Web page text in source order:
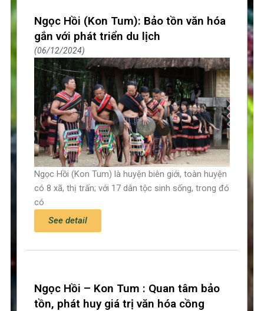
Ngọc Hồi (Kon Tum): Bảo tồn văn hóa
gắn với phát triển du lịch
06/12/2024
Ngọc Hồi (Kon Tum) là huyện biên giới, toàn huyện
có 8 xã, thị trấn; với 17 dân tộc sinh sống, trong đó
có
See detail
Ngọc Hồi – Kon Tum : Quan tâm bảo
tồn, phát huy giá trị văn hóa cồng